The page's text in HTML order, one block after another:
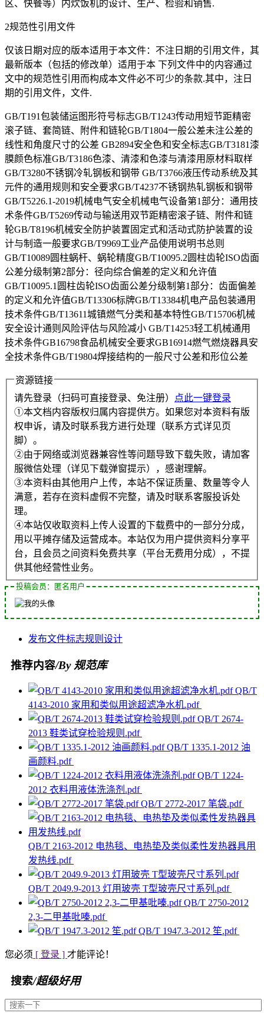
区、快餐等）内炊饭机的设计、生产、检验和销售.
2规范性引用文件
仅该日期对应的版本适用于本文件：不注日期的引用文件，其
最新版本（包括的修改单）适用于本 下列文件中的内容通过
文中的规范性引用而构成本文件必不可少的条款.其中，注日
期的引用文件，文件.
GB/T191包装储运图形符号标志GB/T1243传动用短节距精密
滚子链、套简链、附件和链轮GB/T1804一般公差未注公差的
线性和角度尺寸的公差 GB2894安全色和安全标志GB/T3181漆
膜颜色标准GB/T3186色漆、清漆和色漆与清漆用原材料取样
GB/T3280不锈钢冷轧钢板和钢带 GB/T3766液压传动系统及其
元件的通用规则和安全要求GB/T4237不锈钢热轧钢板和钢带
GB/T5226.1-2019机械电气安全机械电气设备第1部分：通用技
术条件GB/T5269传动与输送用双节距精密滚子链、附件和链
轮GB/T8196机械安全防护装置固定式和活动式防护装置的设
计与制造一般要求GB/T9969工业产品使用说明书总则
GB/T10089圆柱蜗杆、蜗轮精度GB/T10095.2圆柱齿轮ISO齿面
公差分级制第2部分：径向综合偏差的定义和允许值
GB/T10095.1圆柱齿轮ISO齿面公差分级制第1部分：齿面偏差
的定义和允许值GB/T13306标牌GB/T13384机电产品包装通用
技术条件GB/T13611城镇燃气分类和基本特性GB/T15706机械
安全设计通则风险评估与风险减小 GB/T14253轻工机械通用
技术条件GB16798食品机械安全要求GB16914燃气燃烧器具安
全技术条件GB/T19804焊接结构的一般尺寸公差和形位公差
资源链接
请先登录（扫码可直接登录、免注册）
点此一键登录
①本文档内容版权归属内容提供方。如果您对本资料有版
权申诉，请及时联系我方进行处理（联系方式详见页
脚）。
②由于网络或浏览器兼容性等问题导致下载失败，请加客
服微信处理（详见下载弹窗提示），感谢理解。
③本资料由其他用户上传，本站不保证质量、数量等令人
满意，若存在资料虚假不完整，请及时联系客服投诉处
理。
④本站仅收取资料上传人设置的下载费中的一部分分成，
用以平摊存储及运营成本。本站仅为用户提供资料分享平
台，且会员之间资料免费共享（平台无费用分成），不提
供其他经营性业务。
投稿会员：匿名用户
发布文件标志规则 设计
推荐内容/By 规范库
QB/T
4143-2010 家用和类似用途超滤净水机.pdf
QB/T 2674-
2013 鞋类试穿检验规则.pdf
QB/T 1335.1-2012 油
画颜料.pdf
QB/T 1224-
2012 衣料用液体洗涤剂.pdf
QB/T 2772-2017 笔袋.pdf
QB/T 2163-2012 电热毯、电热垫及类似柔性发热器具用
发热线.pdf
QB/T 2049.9-2013 灯用玻壳 T型玻壳尺寸系列.pdf
QB/T 2750-2012
2,3-二甲基吡嗪.pdf
QB/T 1947.3-2012 笙.pdf
您必须 [ 登录 ] 才能评论！
搜索/超级好用